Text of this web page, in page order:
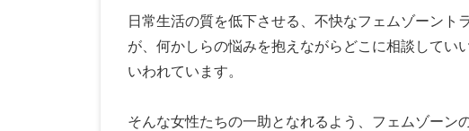
日常生活の質を低下させる、不快なフェムゾーン
が、何かしらの悩みを抱えながらどこに相談してい
いわれています。
そんな女性たちの一助となれるよう、フェムゾー